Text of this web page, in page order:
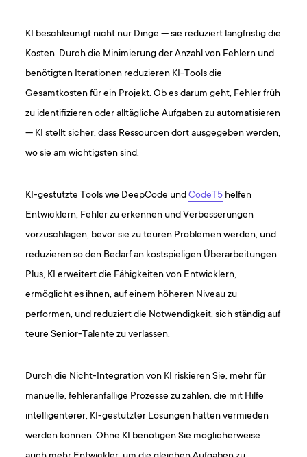
KI beschleunigt nicht nur Dinge — sie reduziert langfristig die
Kosten. Durch die Minimierung der Anzahl von Fehlern und
benötigten Iterationen reduzieren KI-Tools die
Gesamtkosten für ein Projekt. Ob es darum geht, Fehler früh
zu identifizieren oder alltägliche Aufgaben zu automatisieren
— KI stellt sicher, dass Ressourcen dort ausgegeben werden,
wo sie am wichtigsten sind.
KI-gestützte Tools wie DeepCode undCodeT5 helfen
Entwicklern, Fehler zu erkennen und Verbesserungen
vorzuschlagen, bevor sie zu teuren Problemen werden, und
reduzieren so den Bedarf an kostspieligen Überarbeitungen.
Plus, KI erweitert die Fähigkeiten von Entwicklern,
ermöglicht es ihnen, auf einem höheren Niveau zu
performen, und reduziert die Notwendigkeit, sich ständig auf
teure Senior-Talente zu verlassen.
Durch die Nicht-Integration von KI riskieren Sie, mehr für
manuelle, fehleranfällige Prozesse zu zahlen, die mit Hilfe
intelligenterer, KI-gestützter Lösungen hätten vermieden
werden können. Ohne KI benötigen Sie möglicherweise